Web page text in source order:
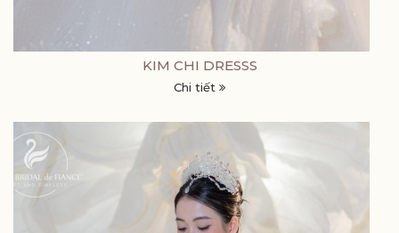
KIM CHI DRESSS
Chi tiết